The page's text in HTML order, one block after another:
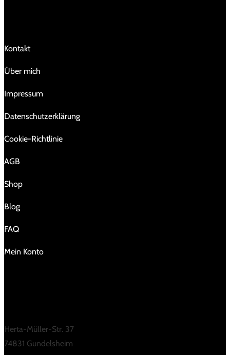
Kontakt
Über mich
Impressum
Da­ten­schutz­er­klä­rung
Cookie-Richtlinie
AGB
Shop
Blog
FAQ
Mein Konto
Herta-Müller-Str. 37
74831 Gundelsheim